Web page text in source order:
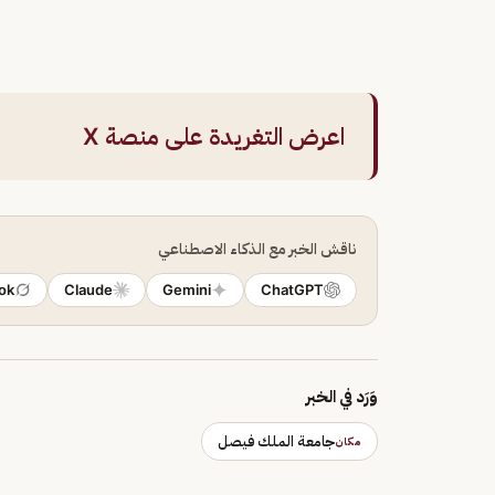
اعرض التغريدة على منصة X
ناقش الخبر مع الذكاء الاصطناعي
ChatGPT
Gemini
Claude
وَرَد في الخبر
مكانجامعة الملك فيصل